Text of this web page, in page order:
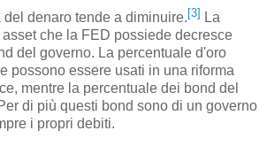
denaro tende a diminuire.[3] La
che la FED possiede decresce
del governo. La percentuale d'oro
possono essere usati in una riforma
mentre la percentuale dei bond del
di più questi bond sono di un governo
i propri debiti.